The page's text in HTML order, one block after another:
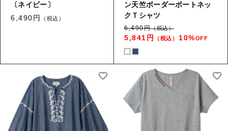
〔ネイビー〕
6,490円
（税込）
ン天竺ボーダーボートネッ
クＴシャツ
6,490円（税込）
5,841円 （税込） 10%OFF